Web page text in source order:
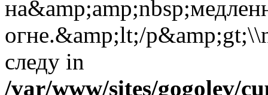
огне.&amp;lt;/
следу in
/var/www/sites/gogolev/